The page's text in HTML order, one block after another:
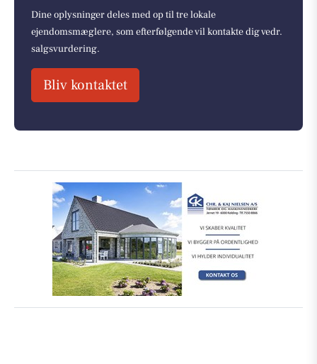
Dine oplysninger deles med op til tre lokale
ejendomsmæglere, som efterfølgende vil kontakte dig vedr.
salgsvurdering.
Bliv kontaktet